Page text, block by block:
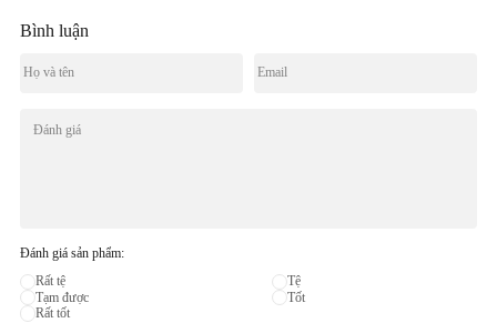
Bình luận
Đánh giá sản phẩm:
Rất tệ
Tệ
Tạm được
Tốt
Rất tốt